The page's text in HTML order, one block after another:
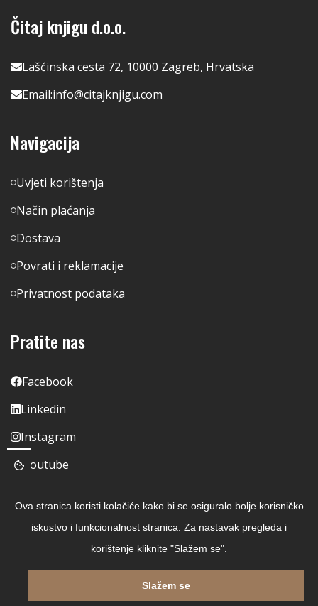
Čitaj knjigu d.o.o.
Lašćinska cesta 72, 10000 Zagreb, Hrvatska
Email:info@citajknjigu.com
Navigacija
Uvjeti korištenja
Način plaćanja
Dostava
Povrati i reklamacije
Privatnost podataka
Pratite nas
Facebook
Linkedin
Instagram
Youtube
Ova stranica koristi kolačiće kako bi se osiguralo bolje korisničko
iskustvo i funkcionalnost stranica. Za nastavak pregleda i
korištenje kliknite "Slažem se".
Slažem se